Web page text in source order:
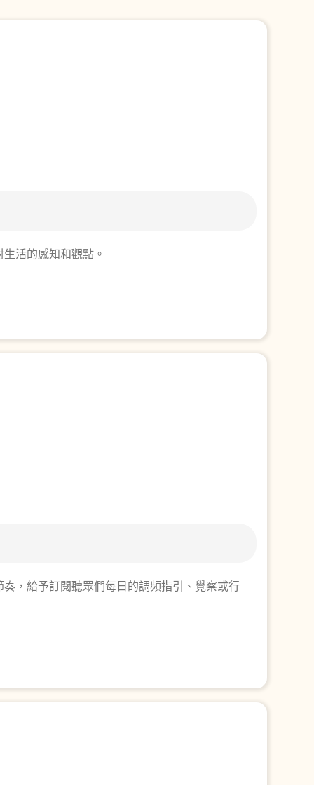
活的感知和觀點。
，給予訂閱聽眾們每日的調頻指引、覺察或行